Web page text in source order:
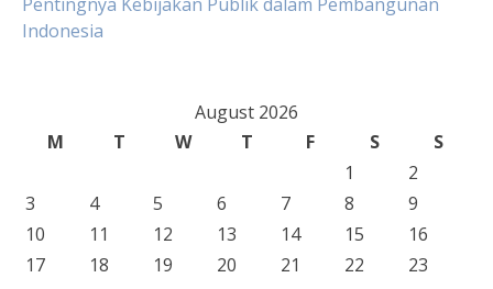
Indonesia
August 2026
M
T W T F S
S
1
2
3
4 5 6 7 8
9
10
11 12 13 14 15
16
17
18 19 20 21 22
23